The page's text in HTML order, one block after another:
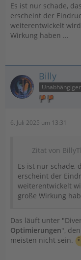
Es ist nur schade,
erscheint der
weiterentwickelt
Wirkung haben ...
Billy
6. Juli 2025 um 13:31
Zitat von
Es ist nur schade,
erscheint der
weiterentwickelt
große Wirkung
Das läuft unter
Optimierungen",
meisten nicht sein.